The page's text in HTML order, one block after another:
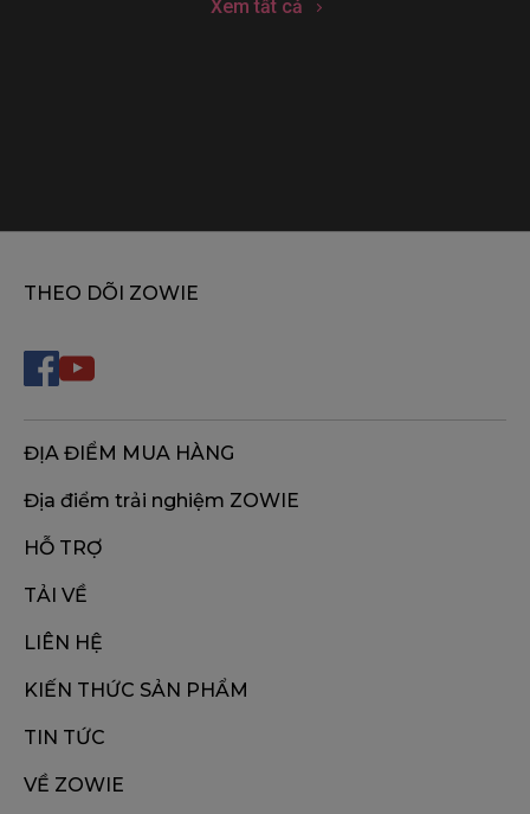
Xem tất cả
THEO DÕI ZOWIE
ĐỊA ĐIỂM MUA HÀNG
Địa điểm trải nghiệm ZOWIE
HỖ TRỢ
TẢI VỀ
LIÊN HỆ
KIẾN THỨC SẢN PHẨM
TIN TỨC
VỀ ZOWIE